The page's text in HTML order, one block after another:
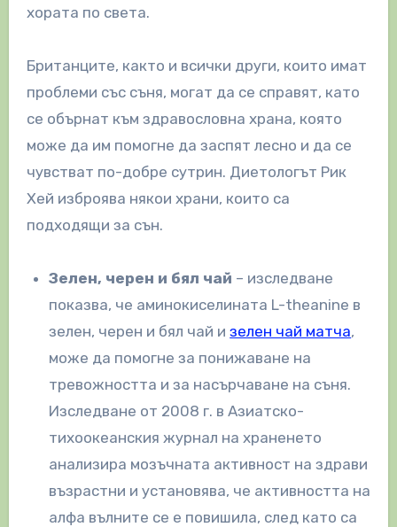
хората по света.
Британците, както и всички други, които имат
проблеми със съня, могат да се справят, като
се обърнат към здравословна храна, която
може да им помогне да заспят лесно и да се
чувстват по-добре сутрин. Диетологът Рик
Хей изброява някои храни, които са
подходящи за сън.
Зелен, черен и бял чай – изследване
показва, че аминокиселината L-theanine в
зелен, черен и бял чай изелен чай матча,
може да помогне за понижаване на
тревожността и за насърчаване на съня.
Изследване от 2008 г. в Азиатско-
тихоокеанския журнал на храненето
анализира мозъчната активност на здрави
възрастни и установява, че активността на
алфа вълните се е повишила, след като са